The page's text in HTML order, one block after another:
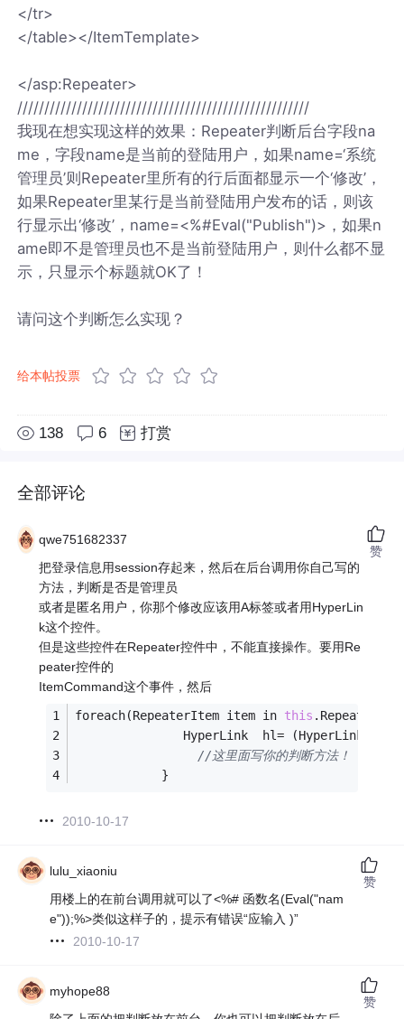
</tr>
</table></ItemTemplate>
</asp:Repeater>
//////////////////////////////////////////////////////
我现在想实现这样的效果：Repeater判断后台字段na
me，字段name是当前的登陆用户，如果name=‘系统
管理员’则Repeater里所有的行后面都显示一个‘修改’，
如果Repeater里某行是当前登陆用户发布的话，则该
行显示出‘修改’，name=<%#Eval("Publish")>，如果n
ame即不是管理员也不是当前登陆用户，则什么都不显
示，只显示个标题就OK了！
请问这个判断怎么实现？
给本帖投票
138 6 打赏
全部评论
qwe751682337
把登录信息用session存起来，然后在后台调用你自己写的
方法，判断是否是管理员
或者是匿名用户，你那个修改应该用A标签或者用HyperLin
k这个控件。
但是这些控件在Repeater控件中，不能直接操作。要用Re
peater控件的
ItemCommand这个事件，然后
foreach(RepeaterItem item in this
HyperLink  hl=
//这里面写你的判断方法！
            }
2010-10-17
赞
lulu_xiaoniu
用楼上的在前台调用就可以了<%# 函数名(Eval("nam
e"));%>类似这样子的，提示有错误“应输入 )”
2010-10-17
赞
myhope88
赞